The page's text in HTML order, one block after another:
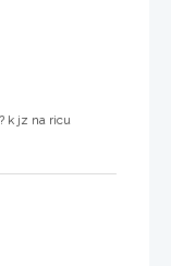
k jz na ricu